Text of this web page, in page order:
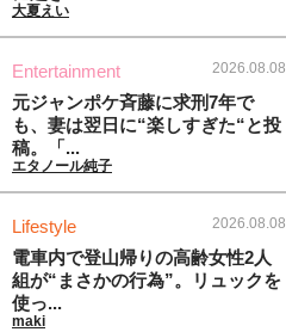
大夏えい
Entertainment 2026.08.08
元ジャンポケ斉藤に求刑7年で
も、妻は翌日に“楽しすぎた“と投
稿。「...
エタノール純子
Lifestyle 2026.08.08
電車内で登山帰りの高齢女性2人
組が“まさかの行為”。リュックを
使っ...
maki